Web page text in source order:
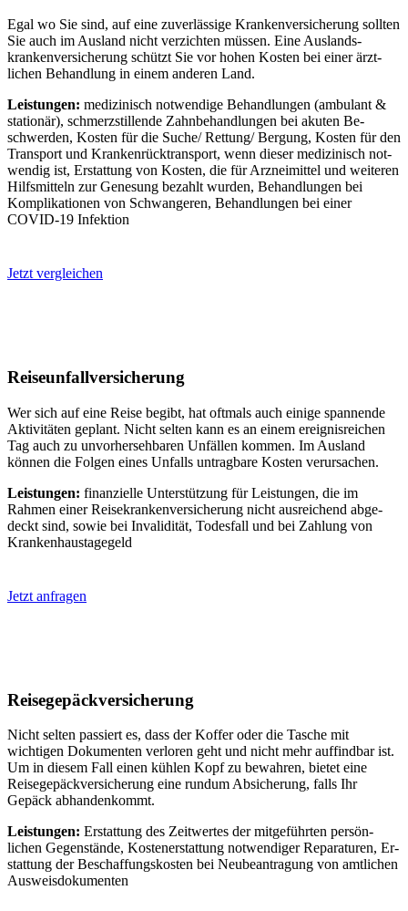
Egal wo Sie sind, auf eine zu­ver­lässige Kranken­ver­sicher­ung sollten
Sie auch im Aus­land nicht ver­zichten müssen. Eine Aus­lands­
kranken­ver­sicher­ung schützt Sie vor hohen Kosten bei einer ärzt­
lichen Be­hand­lung in einem anderen Land.
Leistungen: medizinisch not­wendige Be­hand­lungen (ambulant &
stationär), schmerz­stillende Zahn­be­hand­lungen bei akuten Be­
schwerden, Kosten für die Suche/ Rettung/ Bergung, Kosten für den
Transport und Kranken­rück­transport, wenn dieser medizinisch not­
wendig ist, Er­stattung von Kosten, die für Arznei­mittel und weiteren
Hilfs­mitteln zur Ge­nesung be­zahlt wurden, Be­hand­lungen bei
Kompli­kationen von Schwangeren, Be­hand­lungen bei einer
COVID-19 Infektion
Jetzt vergleichen
Reise­unfall­versicherung
Wer sich auf eine Reise be­gibt, hat oft­mals auch einige spannende
Aktiv­itäten ge­plant. Nicht selten kann es an einem er­eignis­reichen
Tag auch zu un­vor­herseh­baren Un­fällen kommen. Im Aus­land
können die Folgen eines Unfalls un­trag­bare Kosten ver­ursachen.
Leistungen: finanzielle Unter­stützung für Leistungen, die im
Rahmen einer Reise­kranken­ver­sicher­ung nicht aus­reichend ab­ge­
deckt sind, sowie bei Invali­dität, Todes­fall und bei Zahlung von
Kranken­haus­tagegeld
Jetzt anfragen
Reise­gepäck­versicherung
Nicht selten passiert es, dass der Koffer oder die Tasche mit
wichtigen Dokumenten ver­loren geht und nicht mehr auf­find­bar ist.
Um in diesem Fall einen kühlen Kopf zu be­wahren, bietet eine
Reise­ge­päck­ver­sicher­ung eine rund­um Ab­sicher­ung, falls Ihr
Gepäck ab­handen­kommt.
Leistungen: Erstattung des Zeit­wertes der mit­ge­führten persön­
lichen Gegen­stände, Kosten­er­stattung not­wendiger Repar­aturen, Er­
stattung der Be­schaffungs­kosten bei Neu­be­an­tragung von amtlichen
Aus­weis­dokumenten